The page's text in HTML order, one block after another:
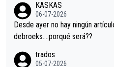
eta, a ver si por querer poner a
ción de podio UAE y Pojacar se
KASKAS
06-07-2026
Desde ayer no hay ningún artículo
debroeks….porqué será??
trados
05-07-2026